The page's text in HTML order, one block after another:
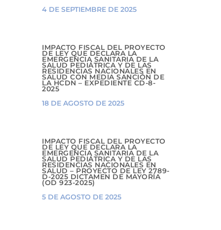
4 DE SEPTIEMBRE DE 2025
IMPACTO FISCAL DEL PROYECTO
DE LEY QUE DECLARA LA
EMERGENCIA SANITARIA DE LA
SALUD PEDIÁTRICA Y DE LAS
RESIDENCIAS NACIONALES EN
SALUD CON MEDIA SANCIÓN DE
LA HCDN – EXPEDIENTE CD-8-
2025
18 DE AGOSTO DE 2025
IMPACTO FISCAL DEL PROYECTO
DE LEY QUE DECLARA LA
EMERGENCIA SANITARIA DE LA
SALUD PEDIÁTRICA Y DE LAS
RESIDENCIAS NACIONALES EN
SALUD – PROYECTO DE LEY 2789-
D-2025 DICTAMEN DE MAYORÍA
(OD 923-2025)
5 DE AGOSTO DE 2025